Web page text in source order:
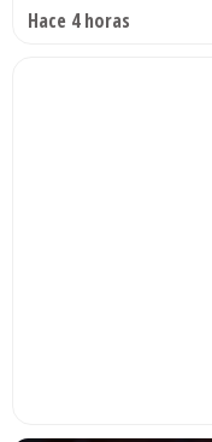
Hace 4 horas